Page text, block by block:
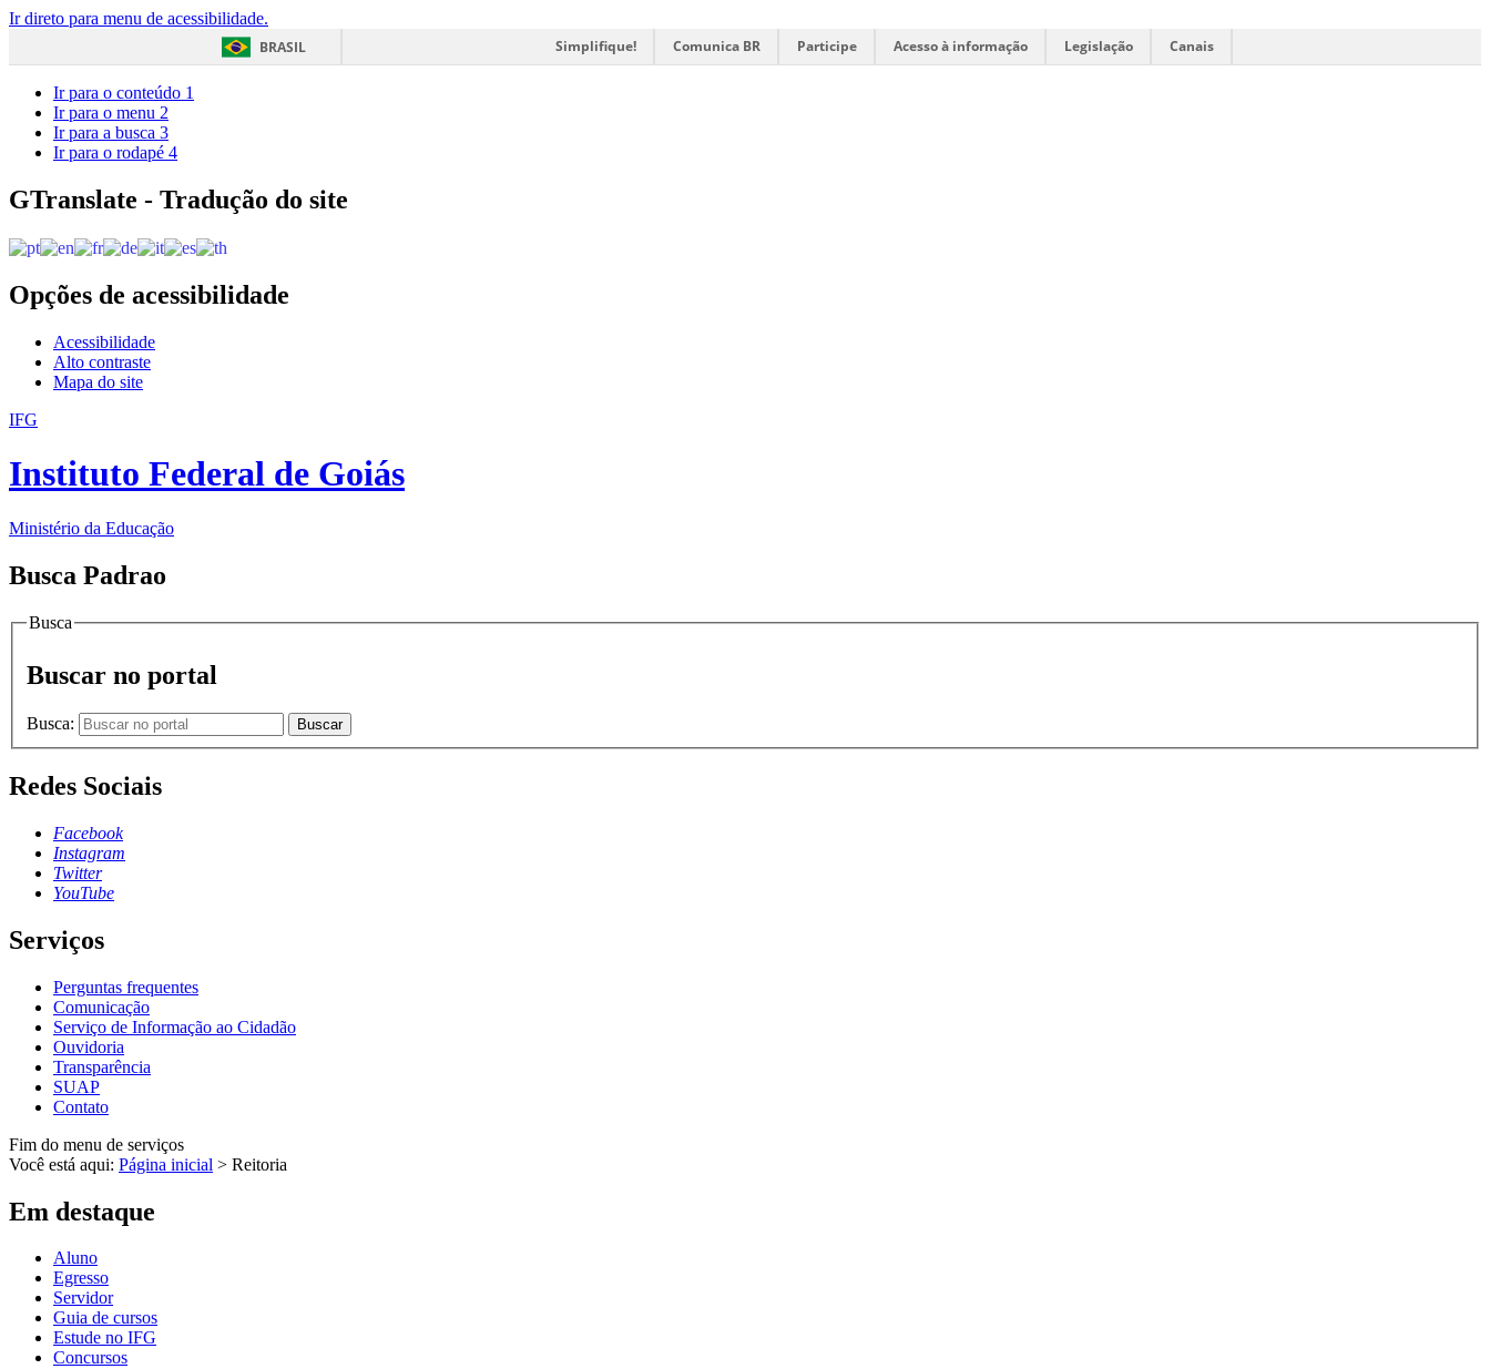
Ir direto para menu de acessibilidade.
BRASIL
Simplifique! Comunica BR Participe Acesso à informação Legislação Canais
Ir para o conteúdo 1
Ir para o menu 2
Ir para a busca 3
Ir para o rodapé 4
GTranslate - Tradução do site
Opções de acessibilidade
Acessibilidade
Alto contraste
Mapa do site
IFG
Instituto Federal de Goiás
Ministério da Educação
Busca Padrao
Busca
Buscar no portal
Busca: Buscar
Redes Sociais
Facebook
Instagram
Twitter
YouTube
Serviços
Perguntas frequentes
Comunicação
Serviço de Informação ao Cidadão
Ouvidoria
Transparência
SUAP
Contato
Fim do menu de serviços
Você está aqui: Página inicial > Reitoria
Em destaque
Aluno
Egresso
Servidor
Guia de cursos
Estude no IFG
Concursos